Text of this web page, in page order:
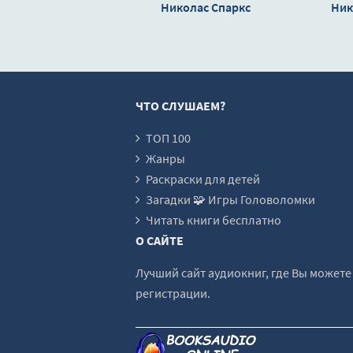
00018-
00022-
00023-
00024-
00025-
00027-
00029-
00031-
Николас Спаркс
ЧТО СЛУШАЕМ?
ТОП 100
Жанры
Раскраски для детей
Загадки 🧩 Игры Головоломки
Читать книги бесплатно
О САЙТЕ
Лучший сайт аудиокниг, где Вы
регистрации.